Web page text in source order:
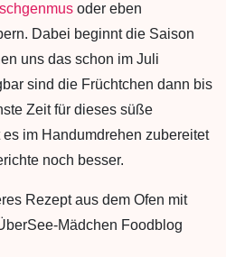
oder eben
Dabei beginnt die Saison
uns das schon im Juli
sind die Früchtchen dann bis
Zeit für dieses süße
im Handumdrehen zubereitet
noch besser.